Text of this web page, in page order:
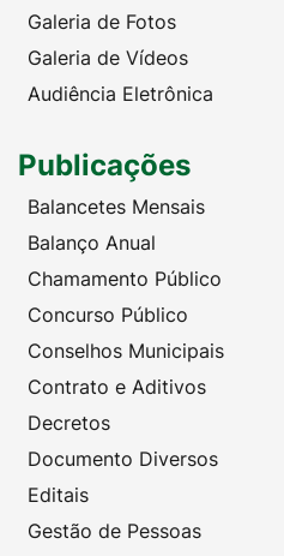
Galeria de Fotos
Galeria de Vídeos
Audiência Eletrônica
Publicações
Balancetes Mensais
Balanço Anual
Chamamento Público
Concurso Público
Conselhos Municipais
Contrato e Aditivos
Decretos
Documento Diversos
Editais
Gestão de Pessoas